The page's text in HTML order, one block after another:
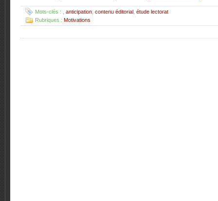
Mots-clés : anticipation contenu éditorial étude lectorat
Rubriques : Motivations